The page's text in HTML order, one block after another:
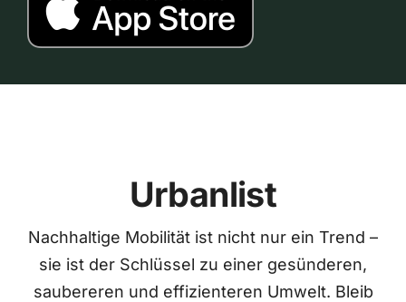
Urbanlist
Nachhaltige Mobilität ist nicht nur ein Trend –
sie ist der Schlüssel zu einer gesünderen,
saubereren und effizienteren Umwelt. Bleib